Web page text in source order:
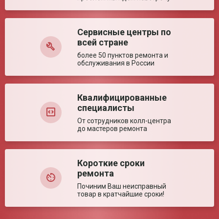
Недостатки:
Комментарий:
Оставить отзыв
Сервисные центры по
всей стране
более 50 пунктов ремонта и
обслуживания в России
Квалифицированные
специалисты
От сотрудников колл-центра
до мастеров ремонта
Короткие сроки
ремонта
Починим Ваш неисправный
товар в кратчайшие сроки!